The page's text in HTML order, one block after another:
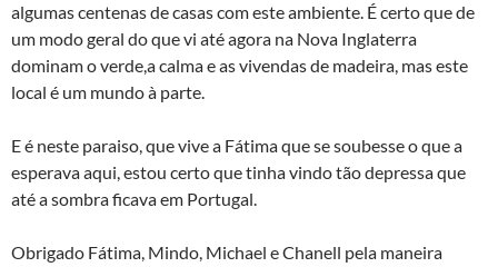
algumas centenas de casas com este ambiente. É certo que de
um modo geral do que vi até agora na Nova Inglaterra
dominam o verde,a calma e as vivendas de madeira, mas este
local é um mundo à parte.
E é neste paraiso, que vive a Fátima que se soubesse o que a
esperava aqui, estou certo que tinha vindo tão depressa que
até a sombra ficava em Portugal.
Obrigado Fátima, Mindo, Michael e Chanell pela maneira